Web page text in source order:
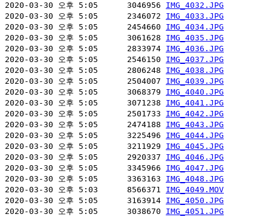
2020-03-30 오후 5:05      3046956 IMG_4032.JPG
2020-03-30 오후 5:05      2346072 IMG_4033.JPG
2020-03-30 오후 5:05      2454660 IMG_4034.JPG
2020-03-30 오후 5:05      3061628 IMG_4035.JPG
2020-03-30 오후 5:05      2833974 IMG_4036.JPG
2020-03-30 오후 5:05      2546150 IMG_4037.JPG
2020-03-30 오후 5:05      2806248 IMG_4038.JPG
2020-03-30 오후 5:05      2504007 IMG_4039.JPG
2020-03-30 오후 5:05      3068379 IMG_4040.JPG
2020-03-30 오후 5:05      3071238 IMG_4041.JPG
2020-03-30 오후 5:05      2501733 IMG_4042.JPG
2020-03-30 오후 5:05      2474188 IMG_4043.JPG
2020-03-30 오후 5:05      3225496 IMG_4044.JPG
2020-03-30 오후 5:05      3211929 IMG_4045.JPG
2020-03-30 오후 5:05      2920337 IMG_4046.JPG
2020-03-30 오후 5:05      3345966 IMG_4047.JPG
2020-03-30 오후 5:05      3363163 IMG_4048.JPG
2020-03-30 오후 5:03      8566371 IMG_4049.MOV
2020-03-30 오후 5:05      3163914 IMG_4050.JPG
2020-03-30 오후 5:05      3038670 IMG_4051.JPG